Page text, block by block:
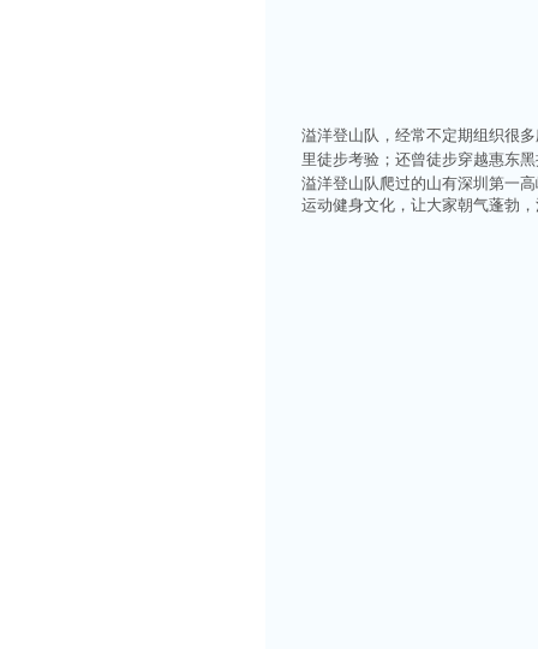
溢洋登山队，经常不定期组织很
里徒步考验；还曾徒步穿越惠东
溢洋登山队爬过的山有深圳第一
运动健身文化，让大家朝气蓬勃